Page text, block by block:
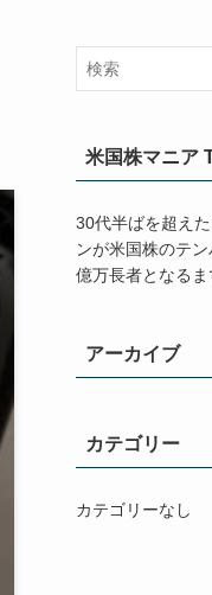
米国株マニア
30代半ばを超え
ンが米国株のテ
億万長者となるま
アーカイブ
カテゴリー
カテゴリーなし